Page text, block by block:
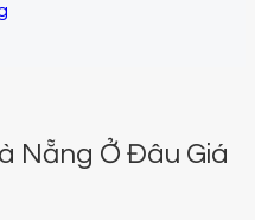
Nẵng Ở Đâu Giá